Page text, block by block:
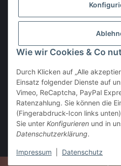
Vertrag
Wie wir Cookies & Co
Durch Klicken auf „Alle
Einsatz folgender Dienste auf
Vimeo, ReCaptcha, PayPal
Ratenzahlung. Sie können die
(Fingerabdruck-Icon links
Sie unter Konfigurieren und in
Datenschutzerklärung.
Impressum Datenschutz